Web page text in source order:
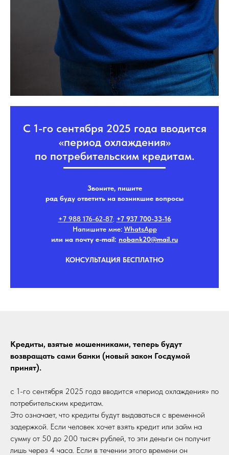
С 1-го сентября 2025 года вводится
«период охлаждения»
по потребительским кредитам.
Звоните, пишите
рад буду ответить на возникшие вопросы
+7 988 176-62-87; +7 937 700-33-16
Напишите мне: WhatsApp
или на почту e-mail: nobank20@mail.ru
КОНСУЛЬТАЦИЯ БЕСПЛАТНО
Кредиты, взятые мошенниками, теперь будут
возвращать сами банки (новый закон Госдумой
принят).
с 1-го сентября 2025 года вводится «период охлаждения» по
потребительским кредитам.
Это означает, что кредиты будут выдаваться с временной
задержкой. Если человек хочет взять кредит или займ на
сумму от 50 до 200 тысяч рублей, то эти деньги он получит
лишь через 4 часа. Если в течении этого времени он